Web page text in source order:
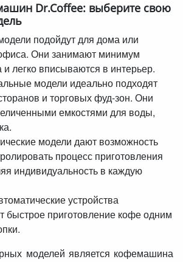
Dr.Coffee: выберите свою
подойдут для дома или
Они занимают минимум
и легко вписываются в интерьер.
модели идеально подходят
и торговых фуд-зон. Они
емкостями для воды,
модели дают возможность
процесс приготовления
индивидуальность в каждую
устройства
быстрое приготовление кофе одним
моделей является кофемашина